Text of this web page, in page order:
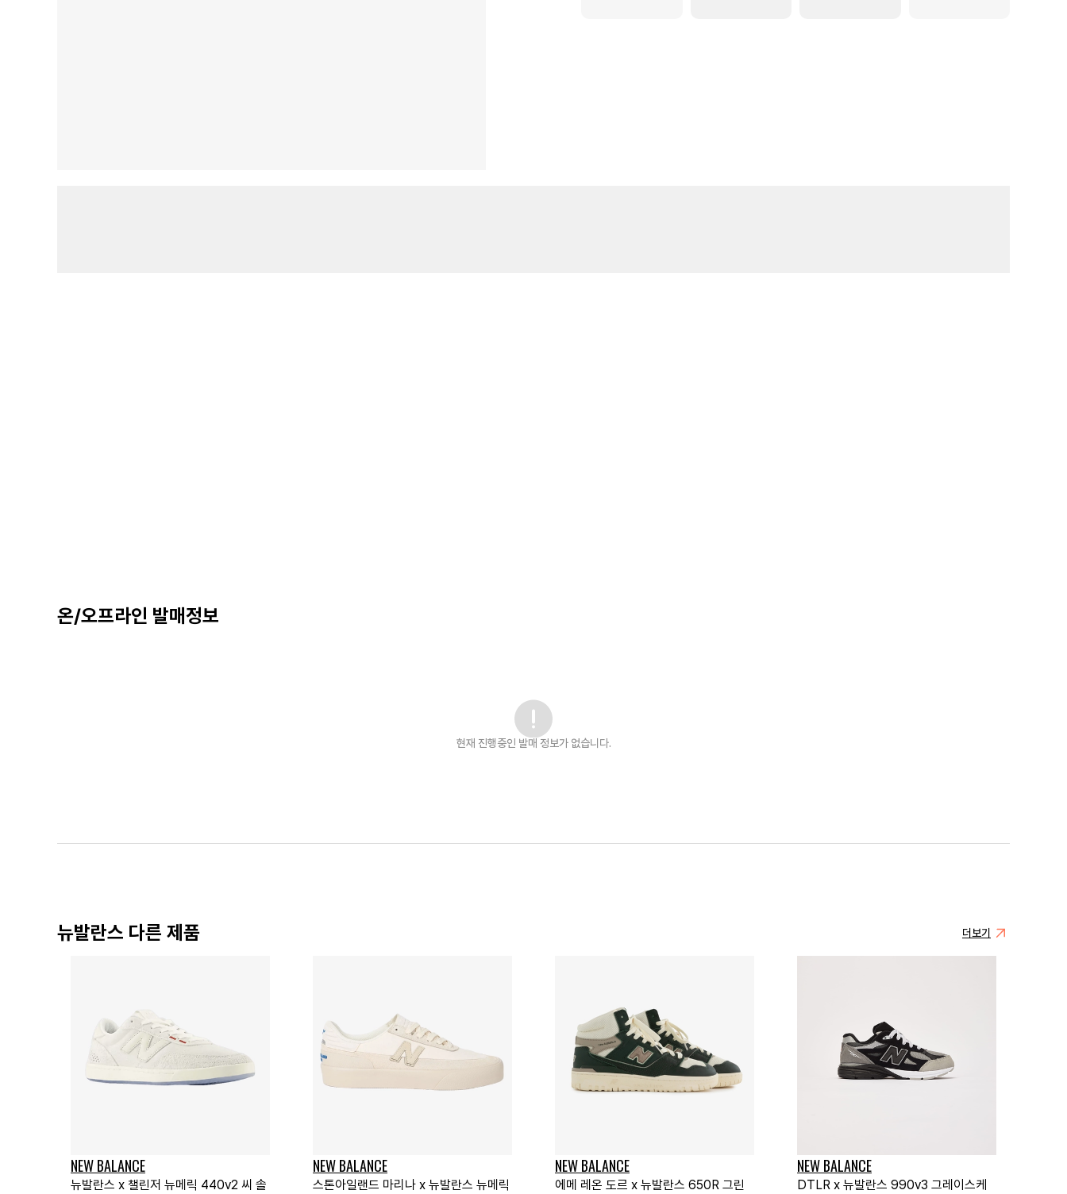
온/오프라인 발매정보
현재 진행중인 발매 정보가 없습니다.
뉴발란스 다른 제품 더보기
NEW BALANCE
뉴발란스 x 챌린저 뉴메릭 440v2 씨 솔
NEW BALANCE
스톤아일랜드 마리나 x 뉴발란스 뉴메릭
NEW BALANCE
에메 레온 도르 x 뉴발란스 650R 그린
NEW BALANCE
DTLR x 뉴발란스 990v3 그레이스케